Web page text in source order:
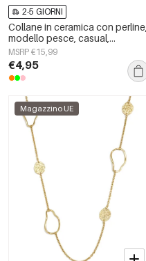
2-5 GIORNI
Collane in ceramica con perline,
modello pesce, casual,
quotidiane, romantiche, gioielli
da donna
MSRP €15,99
€4,95
Magazzino UE